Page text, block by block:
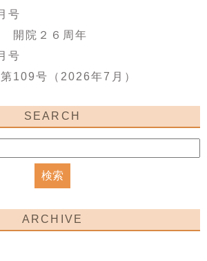
号
開院２６周年
号
109号（2026年7月）
SEARCH
ARCHIVE